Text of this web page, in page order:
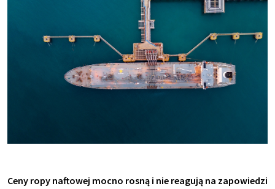
Ceny ropy naftowej mocno rosną i nie reagują na zapowiedzi